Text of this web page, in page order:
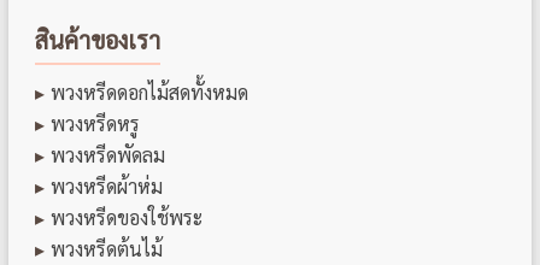
สินค้าของเรา
พวงหรีดดอกไม้สดทั้งหมด
พวงหรีดหรู
พวงหรีดพัดลม
พวงหรีดผ้าห่ม
พวงหรีดของใช้พระ
พวงหรีดต้นไม้